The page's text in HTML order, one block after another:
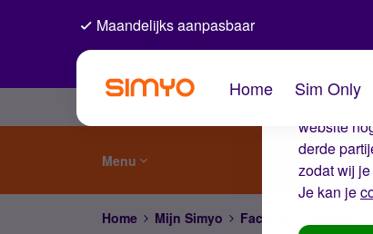
Wij
website
derde
zodat wij
Je kan je
Maandelijks aanpasbaar
Home Sim Only
Menu
Home Mijn Simyo Factuur en betalen